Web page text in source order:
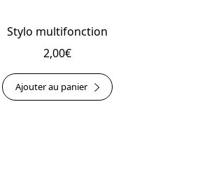
Stylo multifonction
2,00€
Ajouter au panier